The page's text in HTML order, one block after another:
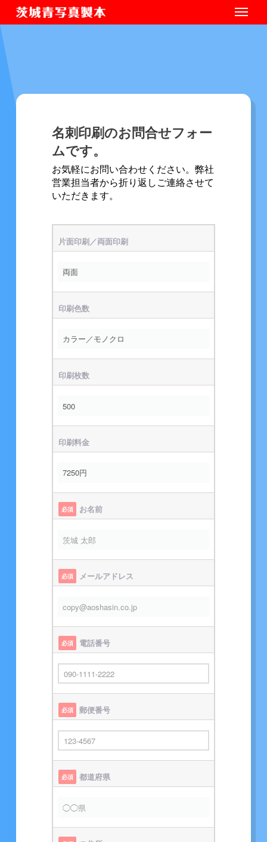
名刺印刷のお問合せフォー
ムです。
お気軽にお問い合わせください。弊社
営業担当者から折り返しご連絡させて
いただきます。
片面印刷／両面印刷
印刷色数
印刷枚数
印刷料金
必須 お名前
必須 メールアドレス
必須 電話番号
必須 郵便番号
必須 都道府県